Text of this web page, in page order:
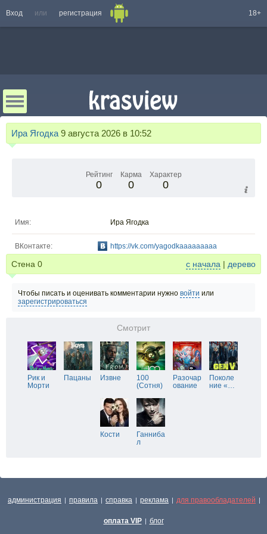
Вход или регистрация 18+
Ира Ягодка 9 августа 2026 в 10:52
Рейтинг
0
Карма
0
Характер
0
Имя: Ира Ягодка
ВКонтакте: https://vk.com/yagodkaaaaaaaaa
Стена 0 с начала | дерево
Чтобы писать и оценивать комментарии нужно войти или
зарегистрироваться
Смотрит
Рик и
Морти
Пацаны Извне
100
(Сотня)
Разочар
ование
Поколе
ние «…
Кости
Ганниба
л
администрация | правила | справка | реклама | для правообладателей |
оплата VIP | блог